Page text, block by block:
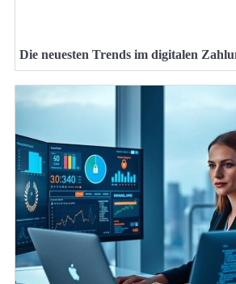
Die neuesten Trends im digitalen